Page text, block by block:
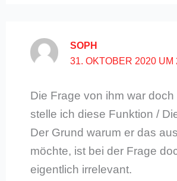
SOPH
31. OKTOBER 2020 UM
Die Frage von ihm war doch
stelle ich diese Funktion /
Der Grund warum er das
möchte, ist bei der Frage
eigentlich irrelevant.